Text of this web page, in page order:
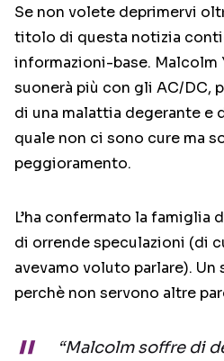
Se non volete deprimervi
titolo di questa notizia
informazioni-base. Malcolm
suonerà più con gli AC/DC,
di una malattia degerante e
quale non ci sono cure ma
peggioramento.
L’ha confermato la famiglia
di orrende speculazioni (di
avevamo voluto parlare).
perchè non servono altre
“Malcolm soffre di